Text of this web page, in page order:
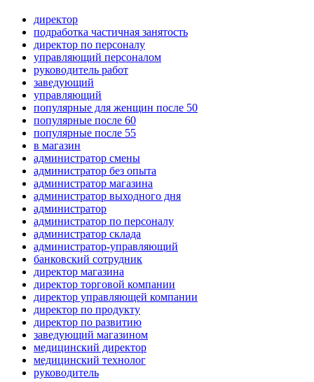
директор
подработка частичная занятость
директор по персоналу
управляющий персоналом
руководитель работ
заведующий
управляющий
популярные для женщин после 50
популярные после 60
популярные после 55
в магазин
администратор смены
администратор без опыта
администратор магазина
администратор выходного дня
администратор
администратор по персоналу
администратор склада
администратор-управляющий
банковский сотрудник
директор магазина
директор торговой компании
директор управляющей компании
директор по продукту
директор по развитию
заведующий магазином
медицинский директор
медицинский технолог
руководитель